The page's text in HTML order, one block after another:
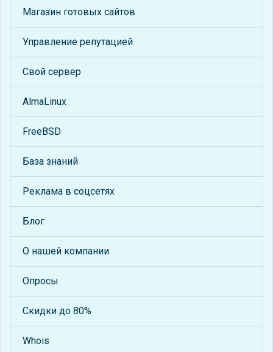
Магазин готовых сайтов
Управление репутацией
Свой сервер
AlmaLinux
FreeBSD
База знаний
Реклама в соцсетях
Блог
О нашей компании
Опросы
Скидки до 80%
Whois